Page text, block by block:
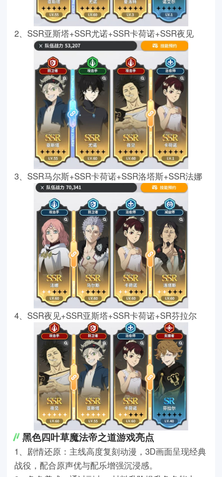
2、SSR亚斯塔+SSR尤诺+SSR卡荷诺+SSR夜见
3、SSR马尔斯+SSR卡荷诺+SSR洛塔斯+SSR法娜
4、SSR夜见+SSR亚斯塔+SSR卡荷诺+SR芬拉尔
黑色四叶草魔法帝之道游戏亮点
1、剧情还原：主线高度复刻动漫，3D画面呈现经典
战役，配合原声优与配乐增强沉浸感。